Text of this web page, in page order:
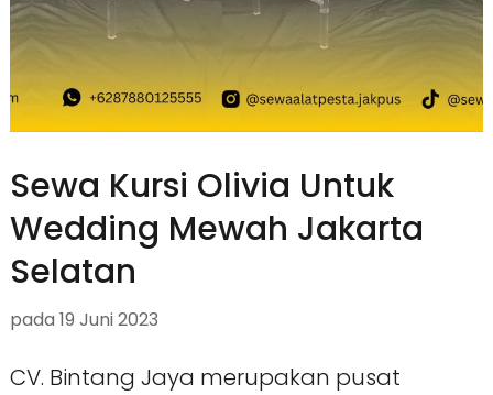
Sewa Kursi Olivia Untuk
Wedding Mewah Jakarta
Selatan
pada 19 Juni 2023
CV. Bintang Jaya merupakan pusat